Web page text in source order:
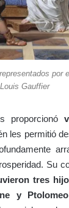
por
Louis Gauffier
proporcionó
les permitió
Su
tres
y